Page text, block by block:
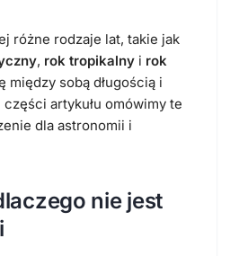
różne rodzaje lat, takie jak
, rok tropikalny i rok
między sobą długością i
artykułu omówimy te
dla astronomii i
nie jest